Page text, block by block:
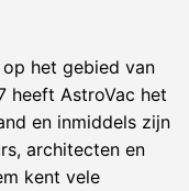
het gebied van
heeft AstroVac het
en inmiddels zijn
architecten en
kent vele